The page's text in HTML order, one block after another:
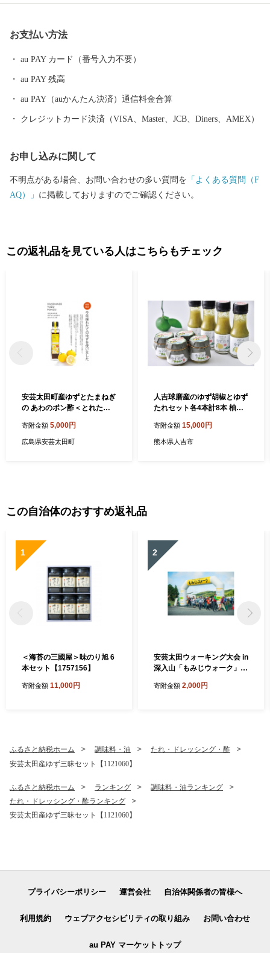
いと願っています。 みなさんの温かいご支援、お待ちしており
お支払い方法
au PAY カード（番号入力不要）
au PAY 残高
au PAY（auかんたん決済）通信料金合算
クレジットカード決済（VISA、Master、JCB、Diners、AMEX）
お申し込みに関して
不明点がある場合、お問い合わせの多い質問を 「よくある質問（F
AQ）」 に掲載しておりますのでご確認ください。
この返礼品を見ている人はこちらもチェック
安芸太田町産ゆずとたまねぎ
の あわのポン酢＜とれたて
寄附金額 5,000円
広島県安芸太田町
人吉球磨産のゆず胡椒とゆず
たれセット各4本計8本 柚子
寄せ
寄附金額 15,000円
熊本県人吉市
この自治体のおすすめ返礼品
1
＜海苔の三國屋＞味のり旭 6
本セット【1757156】
寄附金額 11,000円
2
安芸太田ウォーキング大会 in
深入山「もみじウォーク」こ
4】
寄附金額 2,000円
ふるさと納税ホーム 調味料・油
たれ・ドレッシング・酢
安芸太田産ゆず三昧セット【1121060】
ふるさと納税ホーム ランキング
調味料・油ランキング
たれ・ドレッシング・酢ランキング
安芸太田産ゆず三昧セット【1121060】
プライバシーポリシー 運営会社 自治体関係者の皆様へ
利用規約 ウェブアクセシビリティの取り組み お問い合わせ
au PAY マーケットトップ